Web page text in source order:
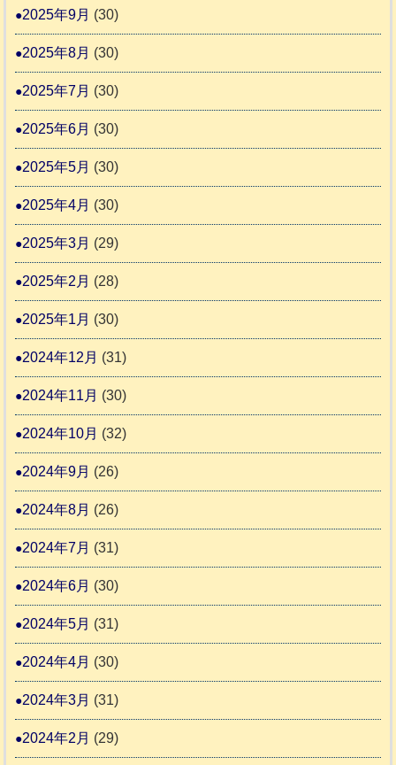
2025年9月 (30)
2025年8月 (30)
2025年7月 (30)
2025年6月 (30)
2025年5月 (30)
2025年4月 (30)
2025年3月 (29)
2025年2月 (28)
2025年1月 (30)
2024年12月 (31)
2024年11月 (30)
2024年10月 (32)
2024年9月 (26)
2024年8月 (26)
2024年7月 (31)
2024年6月 (30)
2024年5月 (31)
2024年4月 (30)
2024年3月 (31)
2024年2月 (29)